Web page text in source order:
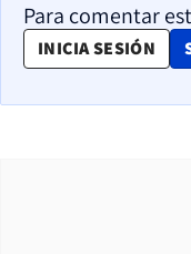
Para comentar
INICIA SESIÓN